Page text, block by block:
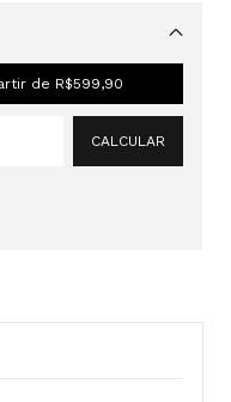
de R$599,90
CALCULAR